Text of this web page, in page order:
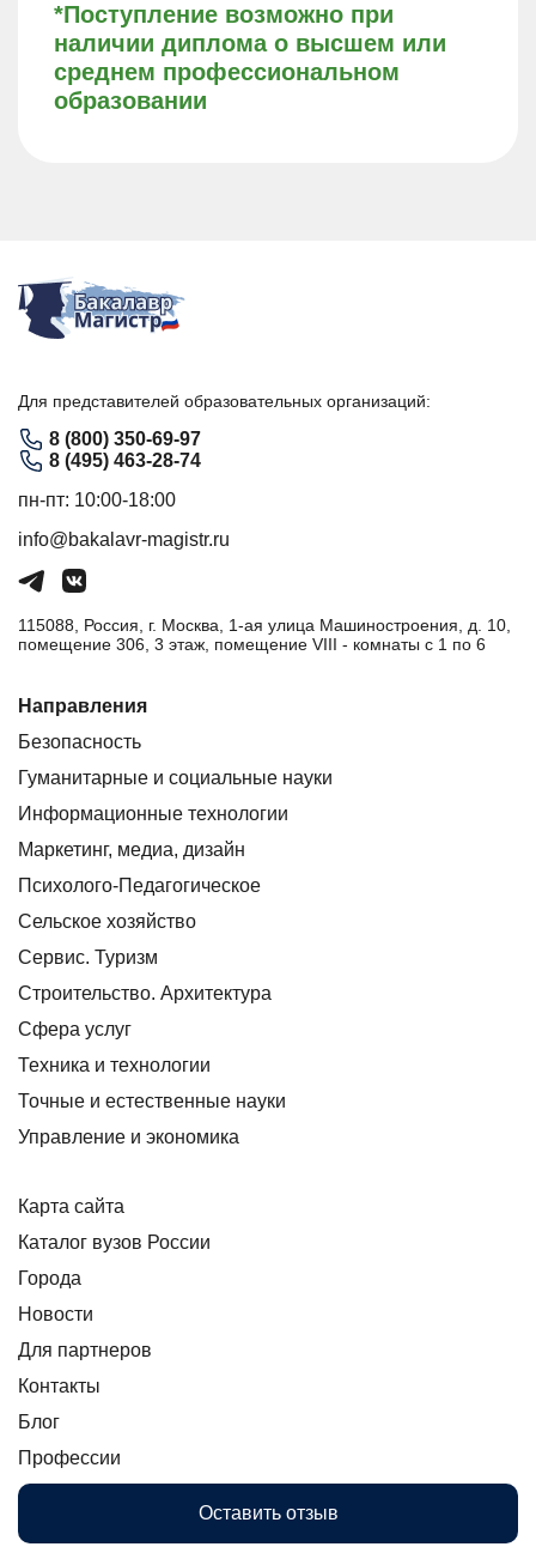
*Поступление возможно при
наличии диплома о высшем или
среднем профессиональном
образовании
Для представителей образовательных организаций:
8 (800) 350-69-97
8 (495) 463-28-74
пн-пт: 10:00-18:00
info@bakalavr-magistr.ru
115088, Россия, г. Москва, 1-ая улица Машиностроения, д. 10,
помещение 306, 3 этаж, помещение VIII - комнаты с 1 по 6
Направления
Безопасность
Гуманитарные и социальные науки
Информационные технологии
Маркетинг, медиа, дизайн
Психолого-Педагогическое
Сельское хозяйство
Сервис. Туризм
Строительство. Архитектура
Сфера услуг
Техника и технологии
Точные и естественные науки
Управление и экономика
Карта сайта
Каталог вузов России
Города
Новости
Для партнеров
Контакты
Блог
Профессии
Оставить отзыв